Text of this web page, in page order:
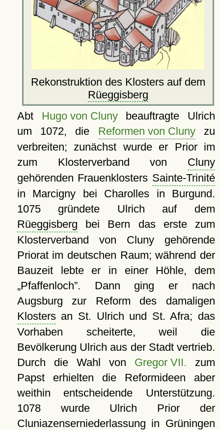
Rekonstruktion des Klosters auf dem
Rüeggisberg
Abt Hugo von Clunybeauftragte Ulrich
um 1072, die Reformen von Clunyzu
verbreiten; zunächst wurde er Prior im
zum Klosterverband von Cluny
gehörenden Frauenklosters Sainte-Trinité
in Marcigny bei Charolles in Burgund.
1075 gründete Ulrich auf dem
Rüeggisberg bei Bern das erste zum
Klosterverband von Cluny gehörende
Priorat im deutschen Raum; während der
Bauzeit lebte er in einer Höhle, dem
Pfaffenloch . Dann ging er nach
Augsburg zur Reform des damaligen
Klostersan St. Ulrich und St. Afra; das
Vorhaben scheiterte, weil die
Bevölkerung Ulrich aus der Stadt vertrieb.
Durch die Wahl von Gregor VII. zum
Papst erhielten die Reformideen aber
weithin entscheidende Unterstützung.
1078 wurde Ulrich Prior der
Cluniazenserniederlassung in Grüningen